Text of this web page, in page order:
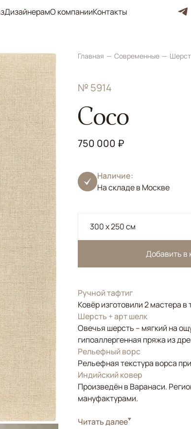
ДизайнерамО компанииКонтакты
Главная Современные
№ 5914
Coco
750 000 ₽
Наличие:
На складе в Москве
300 x 250 см
Добавить в
Ручной тафтиг
Ковёр изготовили 2 мастера
Шерсть + арт шелк
Овечья шерсть – мягкий на
гипоаллергенная пряжа из
Рельефный ворс
Рельефная текстура ворса
Индийский ковер
Произведён в Варанаси.
мануфактурами.
СтильСовременные
Читать далее